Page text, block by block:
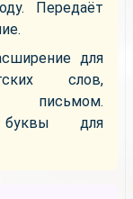
Передаёт
для
слов,
письмом.
буквы для